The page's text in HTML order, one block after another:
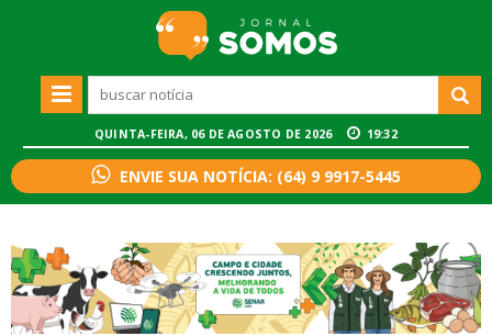
QUINTA-FEIRA, 06 DE AGOSTO DE 2026 19:32
ENVIE SUA NOTÍCIA: (64) 9 9917-5445